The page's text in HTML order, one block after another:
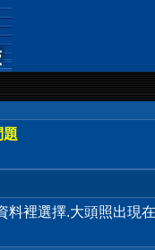
題
料裡選擇.大頭照出現